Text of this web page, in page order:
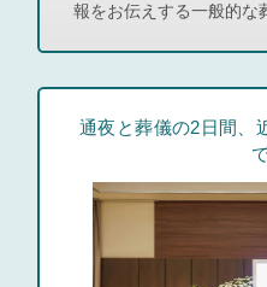
報をお伝えする一般的な
通夜と葬儀の2日間、